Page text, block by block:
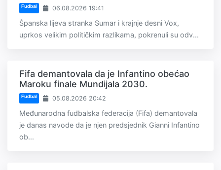
Fudbal 06.08.2026 19:41
Španska lijeva stranka Sumar i krajnje desni Vox,
uprkos velikim političkim razlikama, pokrenuli su odv...
Fifa demantovala da je Infantino obećao
Maroku finale Mundijala 2030.
Fudbal 05.08.2026 20:42
Međunarodna fudbalska federacija (Fifa) demantovala
je danas navode da je njen predsjednik Gianni Infantino
ob...